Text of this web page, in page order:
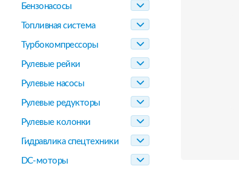
Бензонасосы
Топливная система
Турбокомпрессоры
Рулевые рейки
Рулевые насосы
Рулевые редукторы
Рулевые колонки
Гидравлика спецтехники
DC-моторы